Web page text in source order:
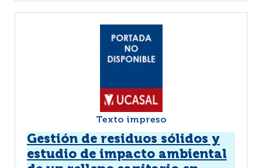
Texto impreso
Gestión de residuos sólidos y
estudio de impacto ambiental